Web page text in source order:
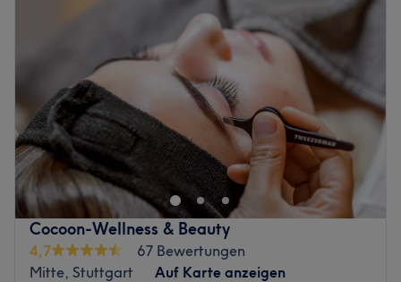
Cocoon-Wellness & Beauty
4,7
67 Bewertungen
Mitte, Stuttgart
Auf Karte anzeigen